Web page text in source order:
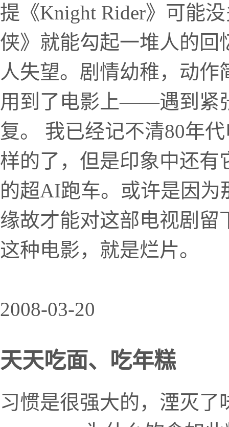
提《Knight Rider》可能
侠》就能勾起一堆人的回
人失望。剧情幼稚，动
用到了电影上——遇到紧
复。 我已经记不清80年
样的了，但是印象中还有
的超AI跑车。或许是因
缘故才能对这部电视剧留
这种电影，就是烂片。
2008-03-20
天天吃面、吃年糕
习惯是很强大的，湮灭